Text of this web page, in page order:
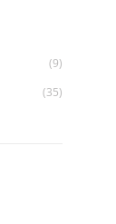
(9)
(35)